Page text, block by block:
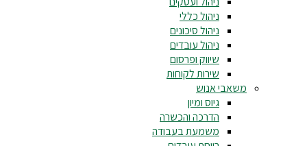
ניהול כללי
ניהול סיכונים
ניהול עובדים
שיווק ופרסום
שירות לקוחות
משאבי אנוש
גיוס ומיון
הדרכה והכשרה
משמעת בעבודה